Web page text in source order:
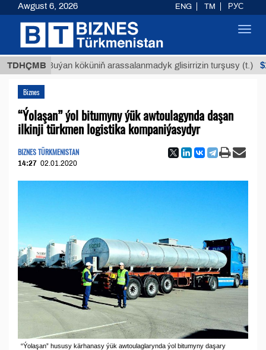
TDHÇMB
Buýan köküniň arassalanmadyk glisirrizin turşusy (t.)
Biznes
“Ýolaşan” ýol bitumyny ýük awtoulagynda daşan
ilkinji türkmen logistika kompaniýasydyr
BIZNES TÜRKMENISTAN
14:27 02.01.2020
“Ýolaşan” hususy kärhanasy ýük awtoulaglarynda ýol bitumyny daşary
Awgust 6, 2026 ENG TM РУС